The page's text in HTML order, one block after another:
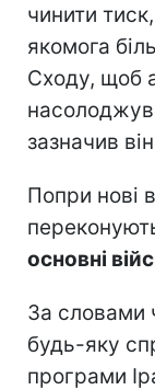
чинити
якомога
Сходу, щоб
зазначив
Попри нові
основні
За словами
будь-яку
програми